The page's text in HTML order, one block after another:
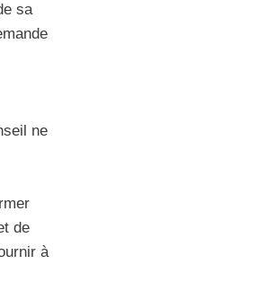
sa
ne
de
à